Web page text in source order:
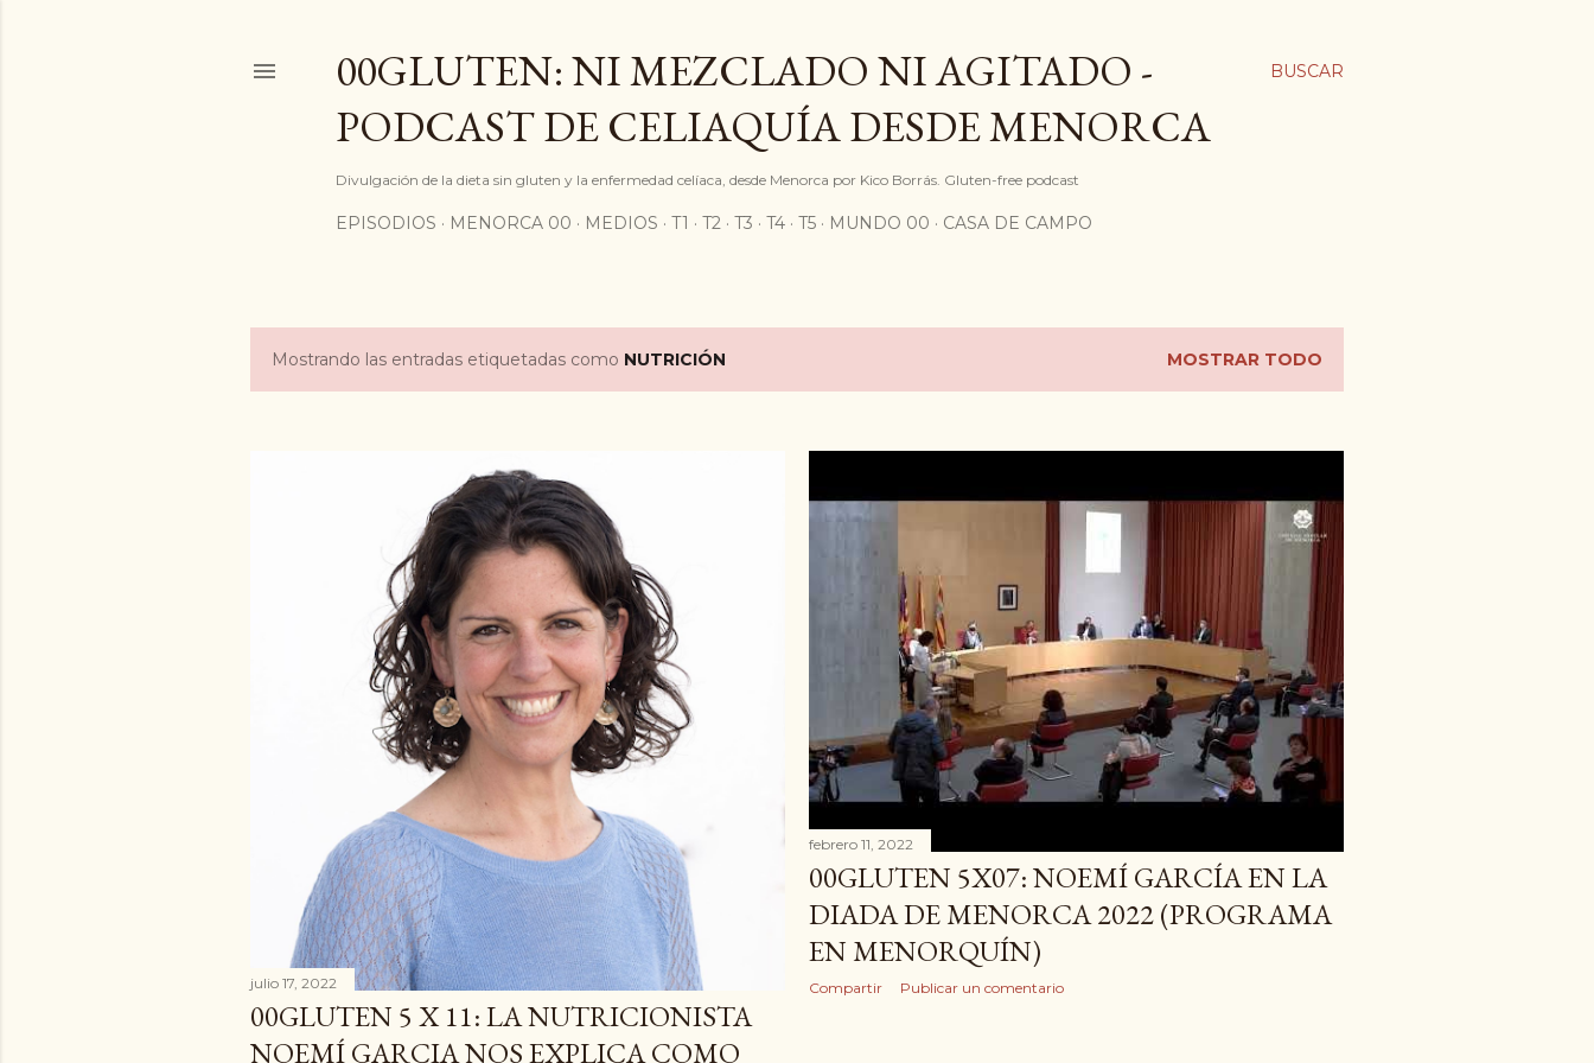
BUSCAR
00GLUTEN: NI MEZCLADO NI AGITADO -
PODCAST DE CELIAQUÍA DESDE MENORCA
Divulgación de la dieta sin gluten y la enfermedad celíaca, desde Menorca por Kico Borrás. Gluten-free podcast
EPISODIOS MENORCA 00 MEDIOS T1 T2 T3 T4 T5 MUNDO 00 CASA DE CAMPO
EMostrando las entradas etiquetadas como NUTRICIÓN MOSTRAR TODO
julio 17, 2022
00GLUTEN 5 X 11: LA NUTRICIONISTA
NOEMÍ GARCIA NOS EXPLICA COMO
febrero 11, 2022
00GLUTEN 5X07: NOEMÍ GARCÍA EN LA
DIADA DE MENORCA 2022 (PROGRAMA
EN MENORQUÍN)
Compartir Publicar un comentario